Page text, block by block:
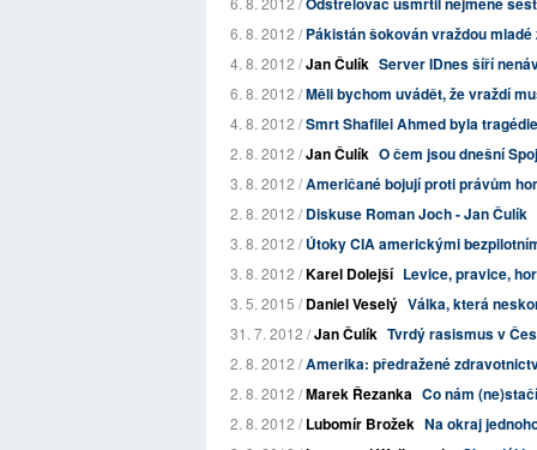
6. 8. 2012 /Pákistán šokován vraždou
4. 8. 2012 /Jan Čulík Server IDnes šíří
6. 8. 2012 /Měli bychom uvádět, že vraždí
4. 8. 2012 /Smrt Shafilei Ahmed byla
2. 8. 2012 /Jan Čulík O čem jsou dnešní
3. 8. 2012 /Američané bojují proti právům
2. 8. 2012 /Diskuse Roman Joch - Jan Čulík
3. 8. 2012 /Útoky CIA americkými
3. 8. 2012 /Karel Dolejší Levice, pravice,
3. 5. 2015 /Daniel Veselý Válka, která
31. 7. 2012 /Jan Čulík Tvrdý rasismus v
2. 8. 2012 /Amerika: předražené
2. 8. 2012 /Marek Řezanka Co nám
2. 8. 2012 /Lubomír Brožek Na okraj